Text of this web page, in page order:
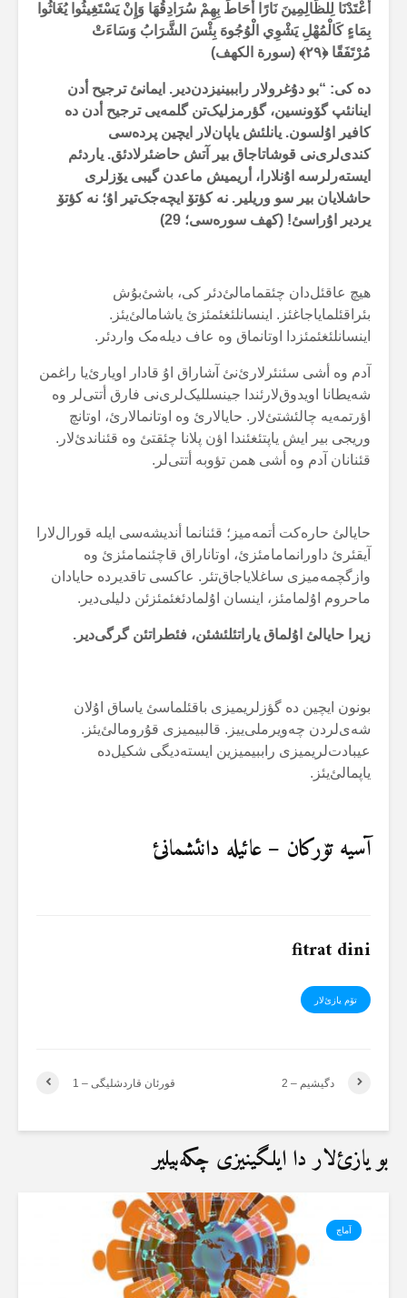
أَعْتَدْنَا لِلظَّالِمِينَ نَارًا أَحَاطَ بِهِمْ سُرَادِقُهَا وَإِنْ يَسْتَغِيثُوا يُغَاثُوا
بِمَاءٍ كَالْمُهْلِ يَشْوِي الْوُجُوهَ بِئْسَ الشَّرَابُ وَسَاءَتْ
مُرْتَفَقًا ﴿۲۹﴾ (سورة الکهف)
دە کی: “بو دۇغرولار راببینیزدن‌دیر. ایمانئ ترجیح أدن
اینانئپ گۆونسین، گؤرمزلیک‌تن گلمەیی ترجیح أدن دە
کافیر اۇلسون. یانلئش یاپان‌لار ایچین پردەسی
کندی‌لری‌نی قوشاتاجاق بیر آتش حاضئرلادئق. یاردئم
ایستەرلرسە اۇنلارا، أریمیش ماعدن گیبی یۆزلری
حاشلایان بیر سو وریلیر. نە کؤتۆ ایچەجک‌تیر اۇ؛ نە کؤتۆ
یردیر اۇراسئ! (کهف سورەسی؛ 29)
هیچ عاقئل‌دان چئقمامالئ‌دئر کی، باشئ‌بۇش
بئراقئلمایاجاغئز. اینسانلئغئمئزئ یاشامالئ‌یئز.
اینسانلئغئمئزدا اوتانماق وە عاف دیلەمک واردئر.
آدم وە أشی سئنئرلارئ‌نئ آشاراق اۇ قادار اویارئ‌یا راغمن
شەیطانا اویدوق‌لارئندا جینسللیک‌لری‌نی فارق أتتی‌لر وە
اؤرتمەیە چالئشتئ‌لار. حایالارئ وە اوتانمالارئ، اوتانچ
وریجی بیر ایش یاپتئغئندا اؤن پلانا چئقتئ وە قئناندئ‌لار.
قئنانان آدم وە أشی همن تؤوبە أتتی‌لر.
حایالئ حارەکت أتمەمیز؛ قئنانما أندیشەسی ایلە قورال‌لارا
آیقئرئ داورانمامامئزئ، اوتاناراق قاچئنمامئزئ وە
وازگچمەمیزی ساغلایاجاق‌تئر. عاکسی تاقدیردە حایادان
ماحروم اۇلمامئز، اینسان اۇلمادئغئمئزئن دلیلی‌دیر.
زیرا حایالئ اۇلماق یاراتئلئشئن، فئطراتئن گرگی‌دیر.
بونون ایچین دە گؤزلریمیزی باقئلماسئ یاساق اۇلان
شەی‌لردن چەویرملی‌ییز. قالبیمیزی قۇرومالئ‌یئز.
عیبادت‌لریمیزی راببیمیزین ایستەدیگی شکیل‌دە
یاپمالئ‌یئز.
آسیە تۆرکان – عائیلە دانئشمانئ
fitrat dini
تۆم یازئ‌لار
قورئان قاردشلیگی – 1 دگیشیم – 2
بو یازئ‌لار دا ایلگینیزی چکەبیلیر
آماچ